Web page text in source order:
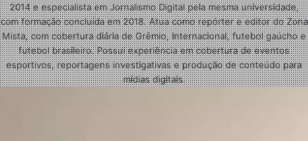
2014 e especialista em Jornalismo Digital pela mesma universidade,
com formação concluída em 2018. Atua como repórter e editor do Zona
Mista, com cobertura diária de Grêmio, Internacional, futebol gaúcho e
futebol brasileiro. Possui experiência em cobertura de eventos
esportivos, reportagens investigativas e produção de conteúdo para
mídias digitais.